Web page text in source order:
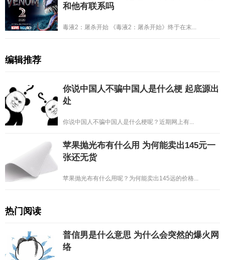
和他有联系吗
毒液2：屠杀开始 《毒液2：屠杀开始》终于在末...
编辑推荐
你说中国人不骗中国人是什么梗 起底源出
处
你说中国人不骗中国人是什么梗呢？近期网上有...
苹果抛光布有什么用 为何能卖出145元一
张还无货
苹果抛光布有什么用呢？为何能卖出145远的价格...
热门阅读
普信男是什么意思 为什么会突然的爆火网
络